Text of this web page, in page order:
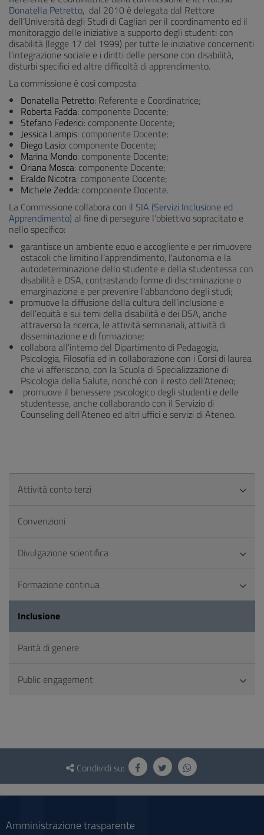
Donatella Petretto, dal 2010 è delegata dal Rettore
dell’Università degli Studi di Cagliari per il coordinamento ed il
monitoraggio delle iniziative a supporto degli studenti con
disabilità (legge 17 del 1999) per tutte le iniziative concernenti
l’integrazione sociale e i diritti delle persone con disabilità,
disturbi specifici ed altre difficoltà di apprendimento.
La commissione è così composta:
Donatella Petretto: Referente e Coordinatrice;
Roberta Fadda: componente Docente;
Stefano Federici: componente Docente;
Jessica Lampis: componente Docente;
Diego Lasio: componente Docente;
Marina Mondo: componente Docente;
Oriana Mosca: componente Docente;
Eraldo Nicotra: componente Docente;
Michele Zedda: componente Docente.
La Commissione collabora con il SIA (Servizi Inclusione ed
Apprendimento) al fine di perseguire l’obiettivo sopracitato e
nello specifico:
garantisce un ambiente equo e accogliente e per rimuovere
ostacoli che limitino l’apprendimento, l'autonomia e la
autodeterminazione dello studente e della studentessa con
disabilità e DSA, contrastando forme di discriminazione o
emarginazione e per prevenire l'abbandono degli studi;
promuove la diffusione della cultura dell’inclusione e
dell’equità e sui temi della disabilità e dei DSA, anche
attraverso la ricerca, le attività seminariali, attività di
disseminazione e di formazione;
collabora all’interno del Dipartimento di Pedagogia,
Psicologia, Filosofia ed in collaborazione con i Corsi di laurea
che vi afferiscono, con la Scuola di Specializzazione di
Psicologia della Salute, nonché con il resto dell’Ateneo;
promuove il benessere psicologico degli studenti e delle
studentesse, anche collaborando con il Servizio di
Counseling dell’Ateneo ed altri uffici e servizi di Ateneo.
Attività conto terzi
Convenzioni
Divulgazione scientifica
Formazione continua
Inclusione
Parità di genere
Public engagement
Questionario
social
Condividi su:
Amministrazione trasparente